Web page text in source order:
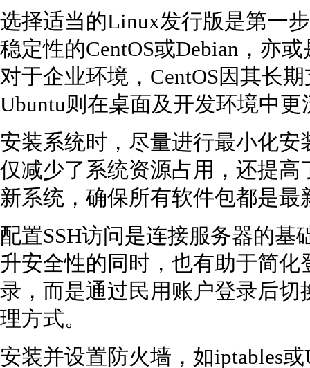
选择适当的Linux发行版是第一
稳定性的CentOS或Debian，亦
对于企业环境，CentOS因其长
Ubuntu则在桌面及开发环境中更
安装系统时，尽量进行最小化
仅减少了系统资源占用，还提
新系统，确保所有软件包都是最
配置SSH访问是连接服务器的基
升安全性的同时，也有助于简
录，而是通过民用账户登录后
理方式。
安装并设置防火墙，如iptables